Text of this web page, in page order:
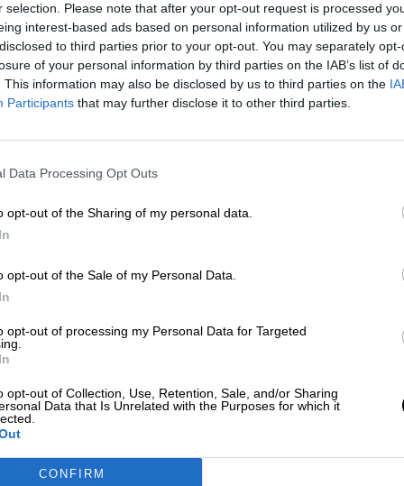
selection. Please note that after your opt-out request is processed
interest-based ads based on personal information utilized by us
to third parties prior to your opt-out. You may separately
of your personal information by third parties on the IAB’s list of
This information may also be disclosed by us to third parties on the
Participants that may further disclose it to other third parties.
Data Processing Opt Outs
opt-out of the Sharing of my personal data.
opt-out of the Sale of my Personal Data.
opt-out of processing my Personal Data for Targeted
opt-out of Collection, Use, Retention, Sale, and/or Sharing
Data that Is Unrelated with the Purposes for which it
CONFIRM
sanitario y sociosanitario, los
recibir la tercera dosis
esta estrategia de vacunación tan exitosa
prudencia"
de los grupos para vacunar con la
donde asiste a la VII Reunión de Alto Nivel
analizado la situación del virus en España
acumulada, ocupación hospitalaria y
de hace justo un año y que deja un mayor
rebrotes que puedan llegar. Este control del
de una estrategia de vacunación que según
palabras, es
"la clave"
para seguir
la vacunación continúa dando pasos
para mayores de 60 y personal sanitario y